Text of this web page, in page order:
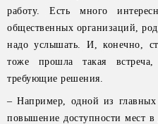
работу. Есть много
общественных организаций,
надо услышать. И, конечно,
тоже прошла такая
требующие решения.
– Например, одной из
повышение доступности мест в